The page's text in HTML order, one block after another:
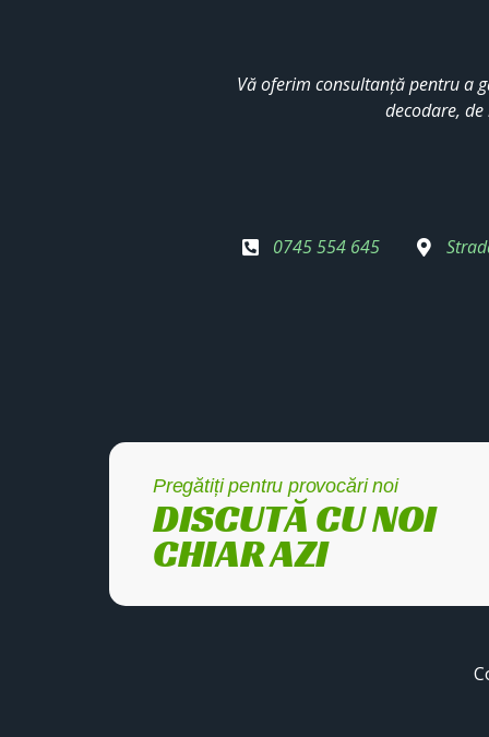
Vă oferim consultanță pentru a
decodare,
0745 554 645
Pregătiți pentru provocări noi
DISCUTĂ CU NOI
CHIAR AZI